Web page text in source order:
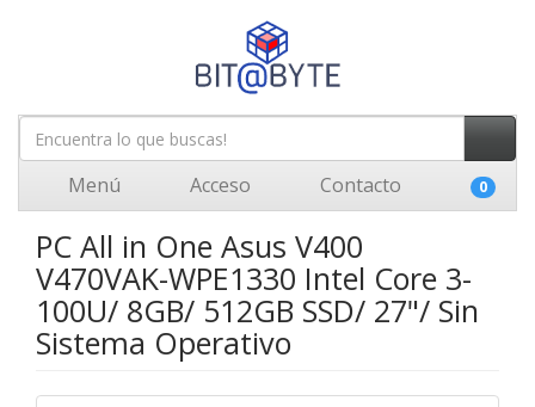
Menú Acceso Contacto 0
PC All in One Asus V400
V470VAK-WPE1330 Intel Core 3-
100U/ 8GB/ 512GB SSD/ 27"/ Sin
Sistema Operativo